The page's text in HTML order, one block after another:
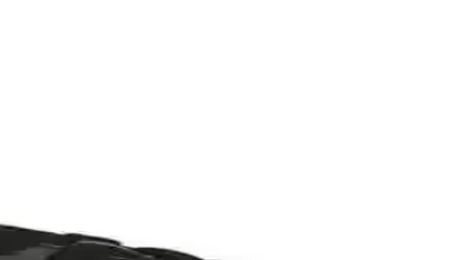
ve konforu sağlayan Mekap Policap 157 01 S1P iş ayakkabısı.
Tasarım Özellikleri